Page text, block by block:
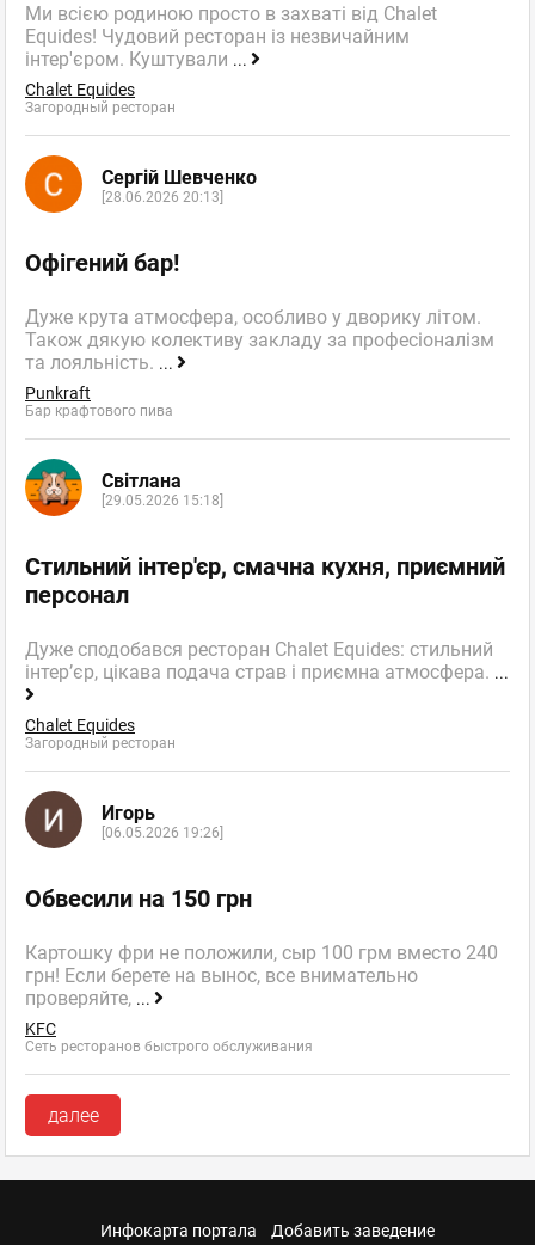
Ми всією родиною просто в захваті від Chalet
Equides! Чудовий ресторан із незвичайним
інтер'єром. Куштували ...
Chalet Equides
Загородный ресторан
Сергій Шевченко
[28.06.2026 20:13]
Офігений бар!
Дуже крута атмосфера, особливо у дворику літом.
Також дякую колективу закладу за професіоналізм
та лояльність. ...
Punkraft
Бар крафтового пива
Світлана
[29.05.2026 15:18]
Стильний інтер'єр, смачна кухня, приємний
персонал
Дуже сподобався ресторан Chalet Equides: стильний
інтер’єр, цікава подача страв і приємна атмосфера. ...
Chalet Equides
Загородный ресторан
Игорь
[06.05.2026 19:26]
Обвесили на 150 грн
Картошку фри не положили, сыр 100 грм вместо 240
грн! Если берете на вынос, все внимательно
проверяйте, ...
KFC
Сеть ресторанов быстрого обслуживания
далее
Инфокарта портала
Добавить заведение